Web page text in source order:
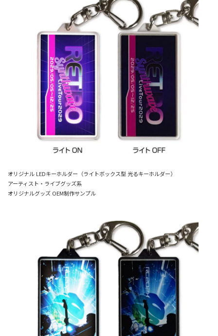
オリジナル LEDキーホルダー（ライトボックス型 光るキーホルダー）
アーティスト・ライブグッズ系
オリジナルグッズ OEM制作サンプル